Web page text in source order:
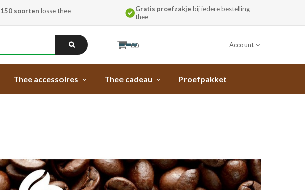
150 soorten losse thee Gratis proefzakje bij iedere bestelling
thee
00 Account
Thee accessoires Thee cadeau Proefpakket